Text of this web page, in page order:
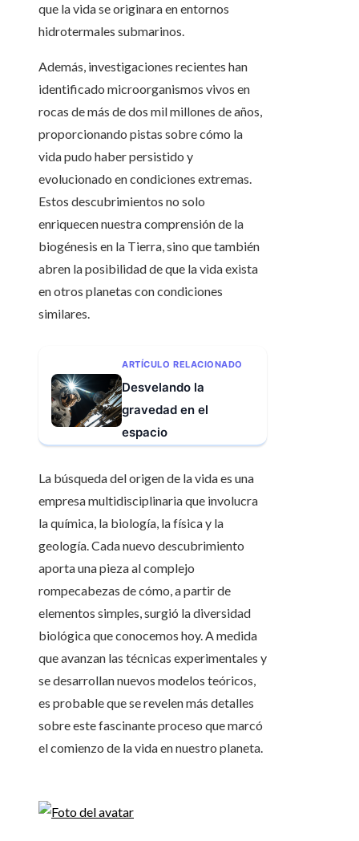
que la vida se originara en entornos
hidrotermales submarinos.​
Además, investigaciones recientes han
identificado microorganismos vivos en
rocas de más de dos mil millones de años,
proporcionando pistas sobre cómo la
vida pudo haber persistido y
evolucionado en condiciones extremas.
Estos descubrimientos no solo
enriquecen nuestra comprensión de la
biogénesis en la Tierra, sino que también
abren la posibilidad de que la vida exista
en otros planetas con condiciones
similares.​
ARTÍCULO RELACIONADO
Desvelando la
gravedad en el
espacio
La búsqueda del origen de la vida es una
empresa multidisciplinaria que involucra
la química, la biología, la física y la
geología. Cada nuevo descubrimiento
aporta una pieza al complejo
rompecabezas de cómo, a partir de
elementos simples, surgió la diversidad
biológica que conocemos hoy. A medida
que avanzan las técnicas experimentales y
se desarrollan nuevos modelos teóricos,
es probable que se revelen más detalles
sobre este fascinante proceso que marcó
el comienzo de la vida en nuestro planeta.